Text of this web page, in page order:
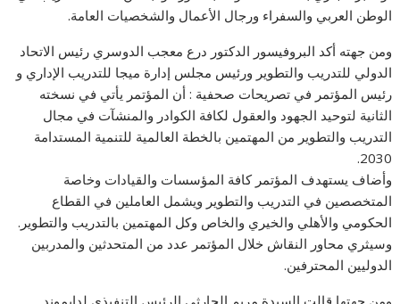
الوطن العربي والسفراء ورجال الأعمال والشخصيات العامة.
ومن جهته أكد البروفيسور الدكتور درع معجب الدوسري رئيس الاتحاد
الدولي للتدريب والتطوير ورئيس مجلس إدارة ميجا للتدريب الإداري و
رئيس المؤتمر في تصريحات صحفية : أن المؤتمر يأتي في نسخته
الثانية لتوحيد الجهود والعقول لكافة الكوادر والمنشآت في مجال
التدريب والتطوير من المهتمين بالخطة العالمية للتنمية المستدامة
2030.
وأضاف يستهدف المؤتمر كافة المؤسسات والقيادات وخاصة
المتخصصين في التدريب والتطوير ويشمل العاملين في القطاع
الحكومي والأهلي والخيري والخاص وكل المهتمين بالتدريب والتطوير.
وسيثري محاور النقاش خلال المؤتمر عدد من المتحدثين والمدربين
الدوليين المحترفين.